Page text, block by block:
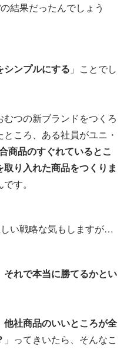
結果だったんでしょう
シンプルにする 」ことでし
つの新ブランドをつくろ
ころ、ある社員がユニ・
商品のすぐれているとこ
り入れた商品をつくりま
す。
い戦略な気もしますが…
それで本当に勝てるかとい
社商品のいいところが全
」ってきいたら、そんなこ